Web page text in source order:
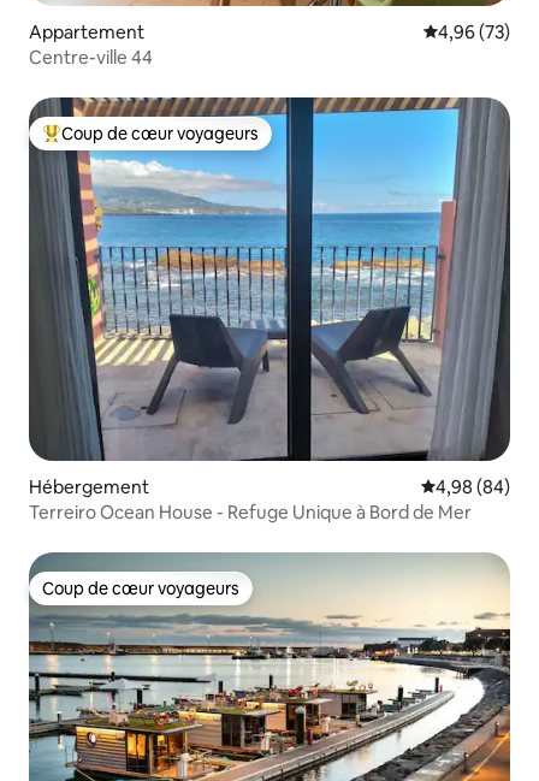
Appartement Évaluation
4,96 (73)
Centre-ville 44
Coups de cœur voyageurs les plus appréciés
Coup de cœur voyageurs
Hébergement Évaluation
4,98 (84)
Terreiro Ocean House - Refuge Unique à Bord de Mer
Coup de cœur voyageurs
Coup de cœur voyageurs